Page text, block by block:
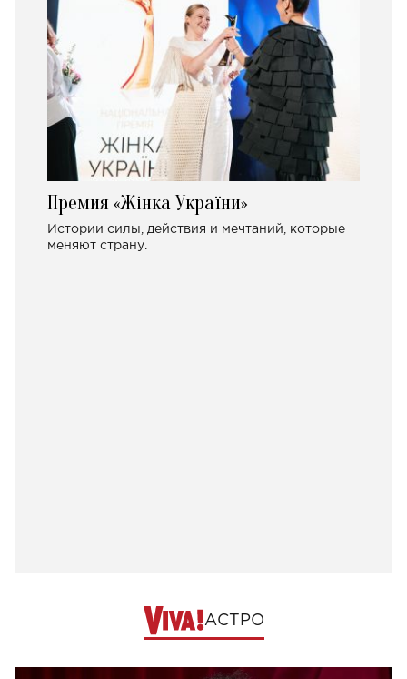
Премия «Жінка України»
Истории силы, действия и мечтаний, которые
меняют страну.
АСТРО